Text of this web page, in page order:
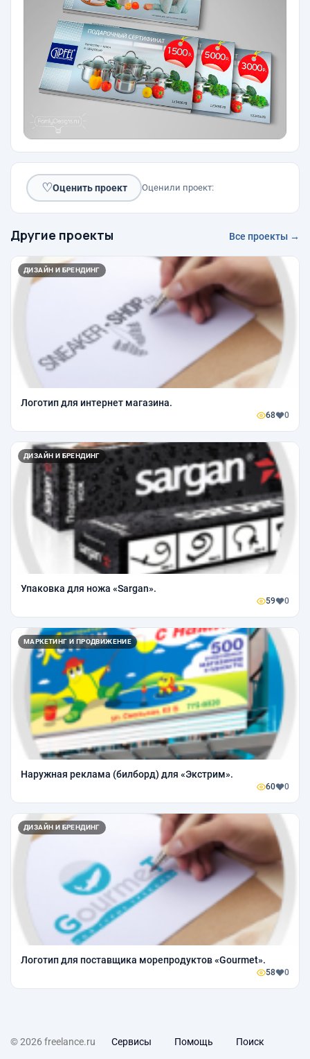
♡Оценить проект Оценили проект:
Другие проекты Все проекты →
ДИЗАЙН И БРЕНДИНГ
Логотип для интернет магазина.
68 0
ДИЗАЙН И БРЕНДИНГ
Упаковка для ножа «Sargan».
59 0
МАРКЕТИНГ И ПРОДВИЖЕНИЕ
Наружная реклама (билборд) для «Экстрим».
60 0
ДИЗАЙН И БРЕНДИНГ
Логотип для поставщика морепродуктов «Gourmet».
58 0
© 2026 freelance.ru Сервисы Помощь Поиск